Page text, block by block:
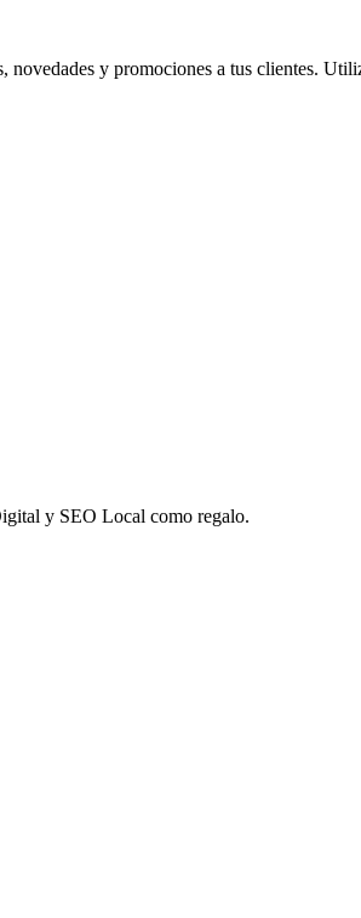
y promociones a tus clientes.
y SEO Local como regalo.